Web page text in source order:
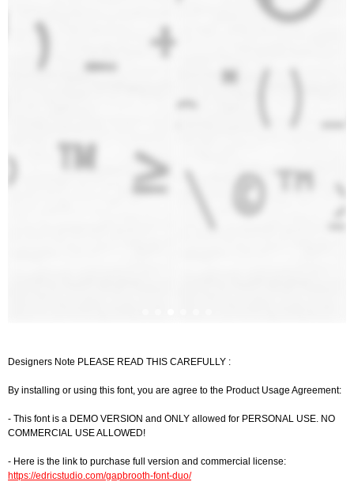
Designers Note PLEASE READ THIS CAREFULLY :
By installing or using this font, you are agree to the Product Usage Agreement:
- This font is a DEMO VERSION and ONLY allowed for PERSONAL USE. NO
COMMERCIAL USE ALLOWED!
- Here is the link to purchase full version and commercial license:
https://edricstudio.com/gapbrooth-font-duo/